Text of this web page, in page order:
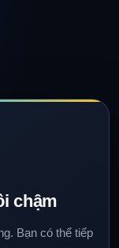
chậm
Bạn có thể tiếp